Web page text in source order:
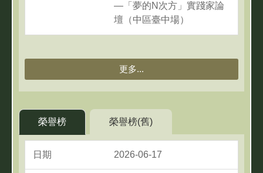
—「夢的N次方」實踐家論
壇（中區臺中場）
更多...
榮譽榜 榮譽榜(舊)
2026-06-17